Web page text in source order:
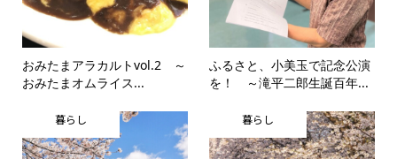
おみたまアラカルトvol.2 ～
おみたまオムライス...
ふるさと、小美玉で記念公演
を！ ～滝平二郎生誕百年...
暮らし 暮らし